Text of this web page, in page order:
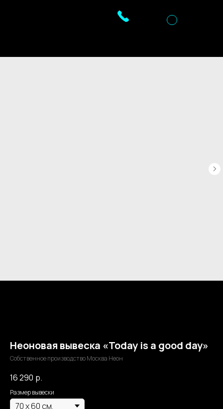
Неоновая вывеска «Today is a good day»
Собственное производство Москва Неон
16 290 р.
Размер вывески